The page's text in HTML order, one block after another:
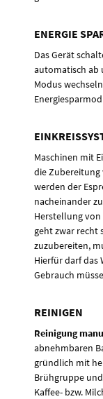
ENERGIE
Das Gerät
automatisch ab
Modus
Maschinen mit
die Zubereitung
werden der
nacheinander
Herstellung von
geht zwar recht
zuzubereiten,
Hierfür darf das
Gebrauch
REINIGEN
Reinigung
abnehmbaren
gründlich mit
Brühgruppe
Kaffee- bzw.